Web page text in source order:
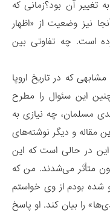
تغییر آن بود؟زمانی که
نیز وضعیت از «اظهار
است. چه تفاوتی بین
که در تاریخ اروپا
این سئوال را مطرح
در کشوری با جمعیت 99 درصدی مسلمان، چه نیازی به
مقاله و دیگر نوشته‌های
در حالی است که این
متأثر می‌شدند. من که
بودم از وی خواستم
را بیان کند. او پاسخ